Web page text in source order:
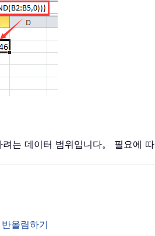
는 데이터 범위입니다。 필요에 따
올림하기